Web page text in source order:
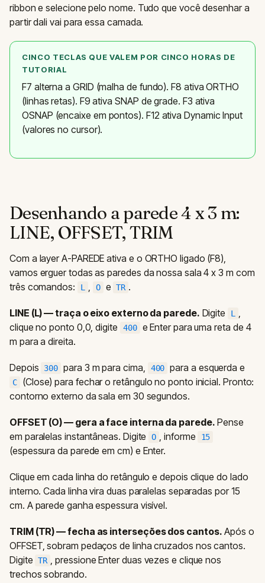
ribbon e selecione pelo nome. Tudo que você desenhar a
partir dali vai para essa camada.
CINCO TECLAS QUE VALEM POR CINCO HORAS DE
TUTORIAL
F7 alterna a GRID (malha de fundo). F8 ativa ORTHO
(linhas retas). F9 ativa SNAP de grade. F3 ativa
OSNAP (encaixe em pontos). F12 ativa Dynamic Input
(valores no cursor).
Desenhando a parede 4 x 3 m:
LINE, OFFSET, TRIM
Com a layer A-PAREDE ativa e o ORTHO ligado (F8),
vamos erguer todas as paredes da nossa sala 4 x 3 m com
três comandos:
L , O e TR .
LINE (L) — traça o eixo externo da parede. Digite L
,
clique no ponto 0,0, digite
400 e Enter para uma reta de 4
m para a direita.
Depois 300 para 3 m para cima, 400 para a esquerda e
C
(Close) para fechar o retângulo no ponto inicial. Pronto:
contorno externo da sala em 30 segundos.
OFFSET (O) — gera a face interna da parede. Pense
em paralelas instantâneas. Digite
O , informe 15
(espessura da parede em cm) e Enter.
Clique em cada linha do retângulo e depois clique do lado
interno. Cada linha vira duas paralelas separadas por 15
cm. A parede ganha espessura visível.
TRIM (TR) — fecha as interseções dos cantos. Após o
OFFSET, sobram pedaços de linha cruzados nos cantos.
Digite TR , pressione Enter duas vezes e clique nos
trechos sobrando.